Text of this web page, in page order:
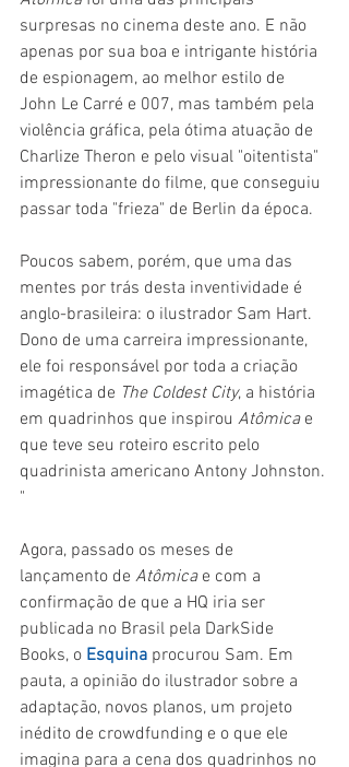
surpresas no cinema deste ano. E não
apenas por sua boa e intrigante história
de espionagem, ao melhor estilo de
John Le Carré e 007, mas também pela
violência gráfica, pela ótima atuação de
Charlize Theron e pelo visual "oitentista"
impressionante do filme, que conseguiu
passar toda "frieza" de Berlin da época.
Poucos sabem, porém, que uma das
mentes por trás desta inventividade é
anglo-brasileira: o ilustrador Sam Hart.
Dono de uma carreira impressionante,
ele foi responsável por toda a criação
imagética de The Coldest City, a história
em quadrinhos que inspirou Atômica e
que teve seu roteiro escrito pelo
quadrinista americano Antony Johnston.
"
Agora, passado os meses de
lançamento de Atômica e com a
confirmação de que a HQ iria ser
publicada no Brasil pela DarkSide
Books, o Esquina procurou Sam. Em
pauta, a opinião do ilustrador sobre a
adaptação, novos planos, um projeto
inédito de crowdfunding e o que ele
imagina para a cena dos quadrinhos no